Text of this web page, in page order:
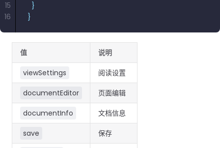
  }
}
15
16
值 说明
viewSettings 阅读设置
documentEditor 页面编辑
documentInfo 文档信息
save 保存